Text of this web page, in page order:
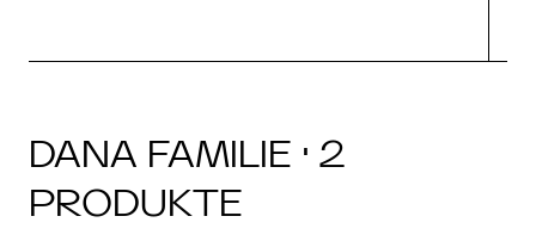
DANA FAMILIE · 2
PRODUKTE